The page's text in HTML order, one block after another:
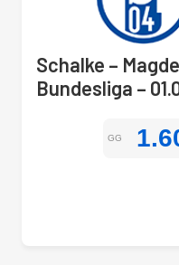
Schalke –
Bundesliga –
GG